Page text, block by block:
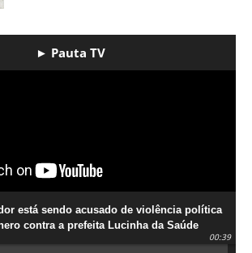
► Pauta TV
está sendo acusado de violência política
contra a prefeita Lucinha da Saúde
00:39